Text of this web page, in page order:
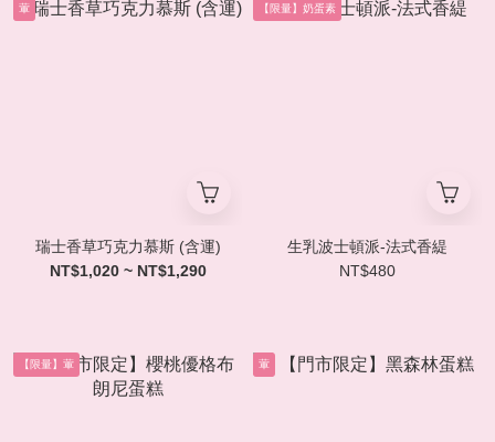
葷
瑞士香草巧克力慕斯 (含運)
NT$1,020 ~ NT$1,290
【限量】奶蛋素
生乳波士頓派-法式香緹
NT$480
【限量】葷 葷